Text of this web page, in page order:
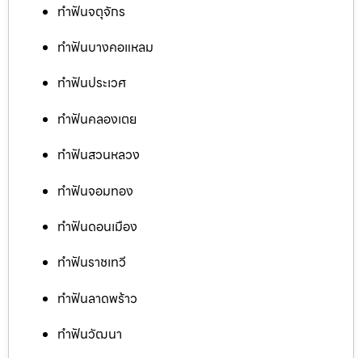
ทำฟันจตุจักร
ทำฟันบางคอแหลม
ทำฟันประเวศ
ทำฟันคลองเตย
ทำฟันสวนหลวง
ทำฟันจอมทอง
ทำฟันดอนเมือง
ทำฟันราชเทวี
ทำฟันลาดพร้าว
ทำฟันวัฒนา